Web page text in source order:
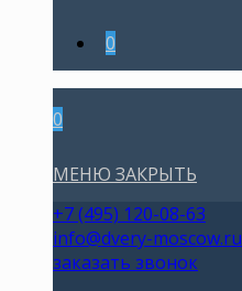
0
0
МЕНЮ ЗАКРЫТЬ
+7 (495) 120-08-63
info@dvery-moscow.ru
заказать звонок